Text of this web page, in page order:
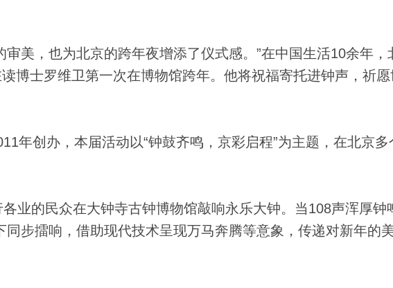
美，也为北京的跨年夜增添了仪式感。”在中国生活10余年，
博士罗维卫第一次在博物馆跨年。他将祝福寄托进钟声，祈愿
创办，本届活动以“钟鼓齐鸣，京彩启程”为主题，在北京多
的民众在大钟寺古钟博物馆敲响永乐大钟。当108声浑厚钟
同步擂响，借助现代技术呈现万马奔腾等意象，传递对新年的